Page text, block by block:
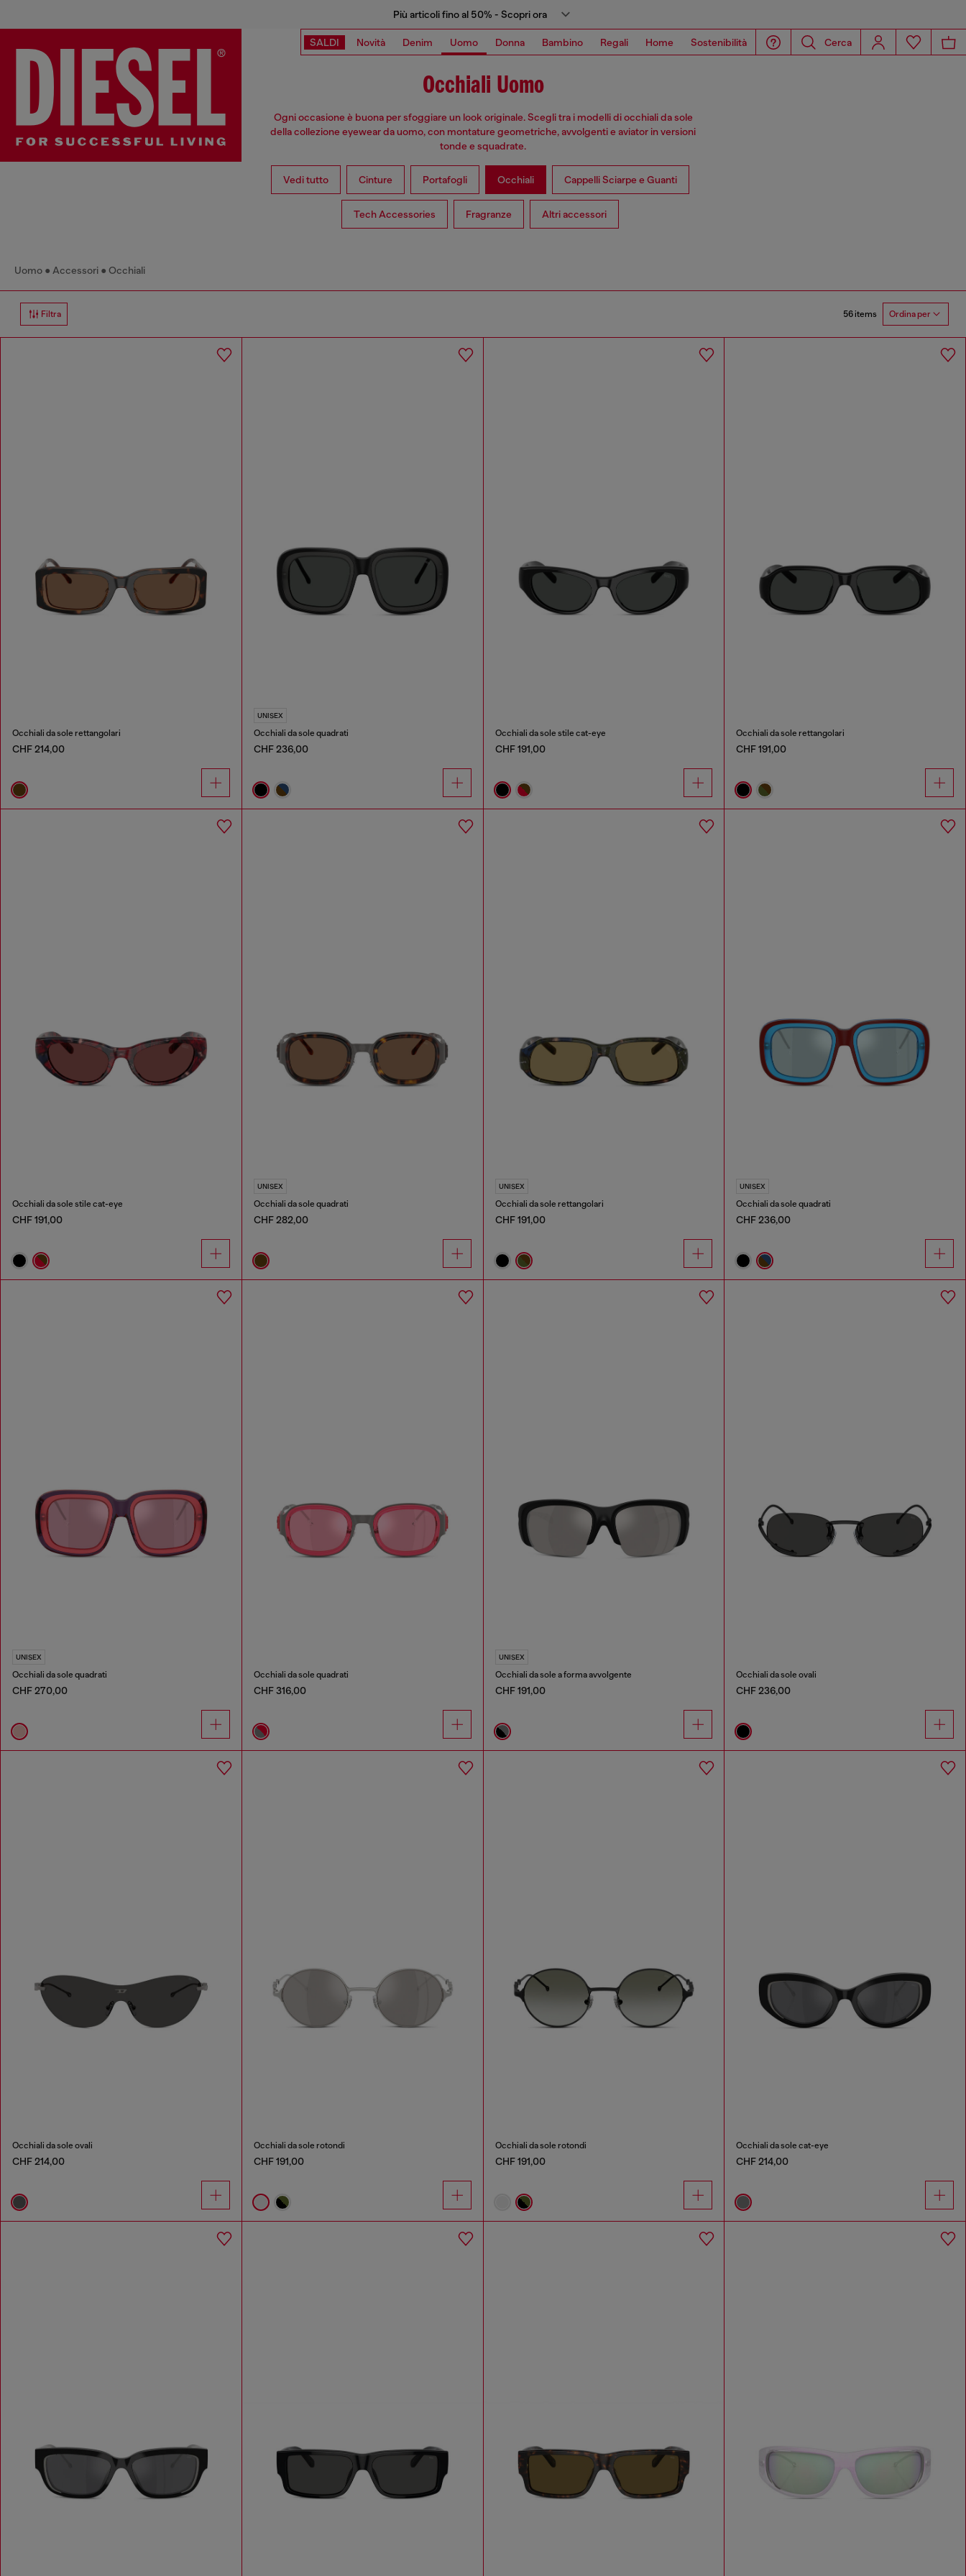
Più articoli fino al 50% - Scopri ora
SALDI Novità Denim Uomo Donna Bambino Regali Home Sostenibilità Cerca
Occhiali Uomo
Ogni occasione è buona per sfoggiare un look originale. Scegli tra i modelli di occhiali da sole
della collezione eyewear da uomo, con montature geometriche, avvolgenti e aviator in versioni
tonde e squadrate.
Vedi tutto Cinture Portafogli Occhiali Cappelli Sciarpe e Guanti
Tech Accessories Fragranze Altri accessori
Uomo Accessori Occhiali
Filtra 56 items Ordina per
Occhiali da sole rettangolari
CHF 214,00
UNISEX
Occhiali da sole quadrati
CHF 236,00
Occhiali da sole stile cat-eye
CHF 191,00
Occhiali da sole rettangolari
CHF 191,00
Occhiali da sole stile cat-eye
CHF 191,00
UNISEX
Occhiali da sole quadrati
CHF 282,00
UNISEX
Occhiali da sole rettangolari
CHF 191,00
UNISEX
Occhiali da sole quadrati
CHF 236,00
UNISEX
Occhiali da sole quadrati
CHF 270,00
Occhiali da sole quadrati
CHF 316,00
UNISEX
Occhiali da sole a forma avvolgente
CHF 191,00
Occhiali da sole ovali
CHF 236,00
Occhiali da sole ovali
CHF 214,00
Occhiali da sole rotondi
CHF 191,00
Occhiali da sole rotondi
CHF 191,00
Occhiali da sole cat-eye
CHF 214,00